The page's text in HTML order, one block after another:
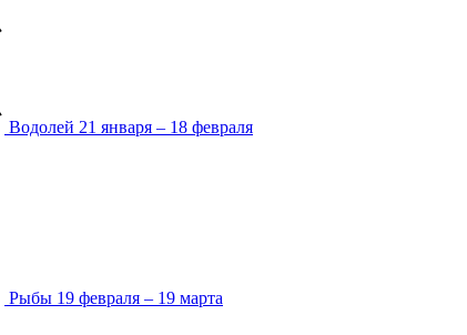
Водолей 21 января – 18 февраля
Рыбы 19 февраля – 19 марта